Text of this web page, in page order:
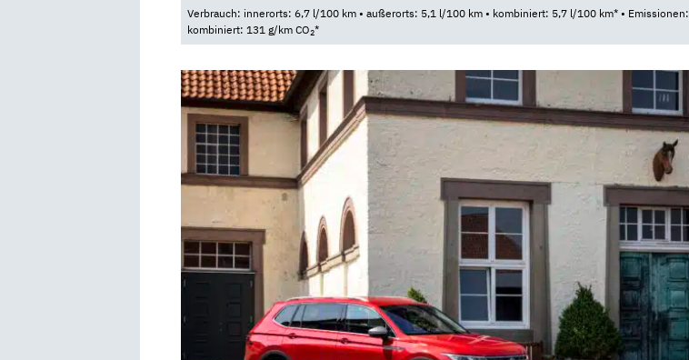
Verbrauch: innerorts: 6,7 l/100 km • außerorts: 5,1 l/100 km • kombiniert: 5,7 l/100 km* • Emissionen:
kombiniert: 131 g/km CO2*